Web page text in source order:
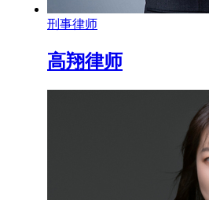
刑事律师
高翔律师